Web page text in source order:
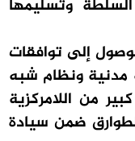
وتسليمها
إلى توافقات
مدنية ونظام شبه
من اللامركزية
ضمن سيادة